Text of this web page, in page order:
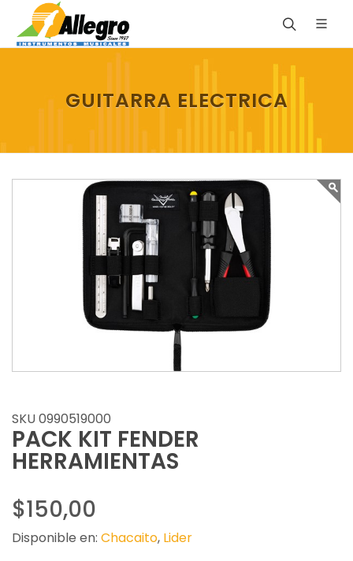
GUITARRA ELECTRICA
SKU 0990519000
PACK KIT FENDER
HERRAMIENTAS
$150,00
Disponible en: Chacaito, Lider